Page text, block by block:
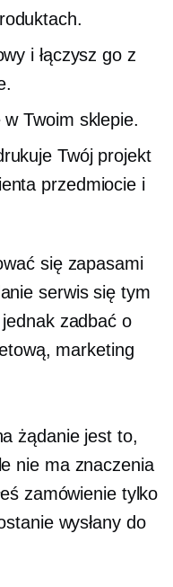
i łączysz go z
w Twoim sklepie.
Twój projekt
przedmiocie i
się zapasami
serwis się tym
zadbać o
marketing
żądaniejest to,
nie ma znaczenia
zamówienie tylko
wysłany do